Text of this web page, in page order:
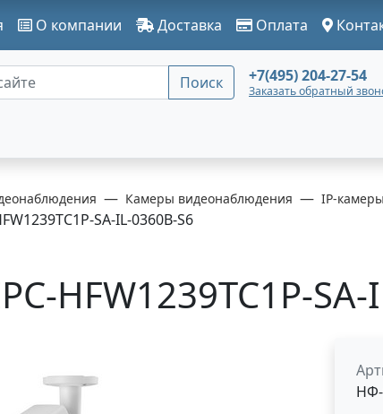
О компании Доставка Оплата
Поиск +7(495) 204-27-54
Заказать обратный
Камеры видеонаблюдения
IP-
SA-IL-0360B-S6
HFW1239TC1P-
НФ-